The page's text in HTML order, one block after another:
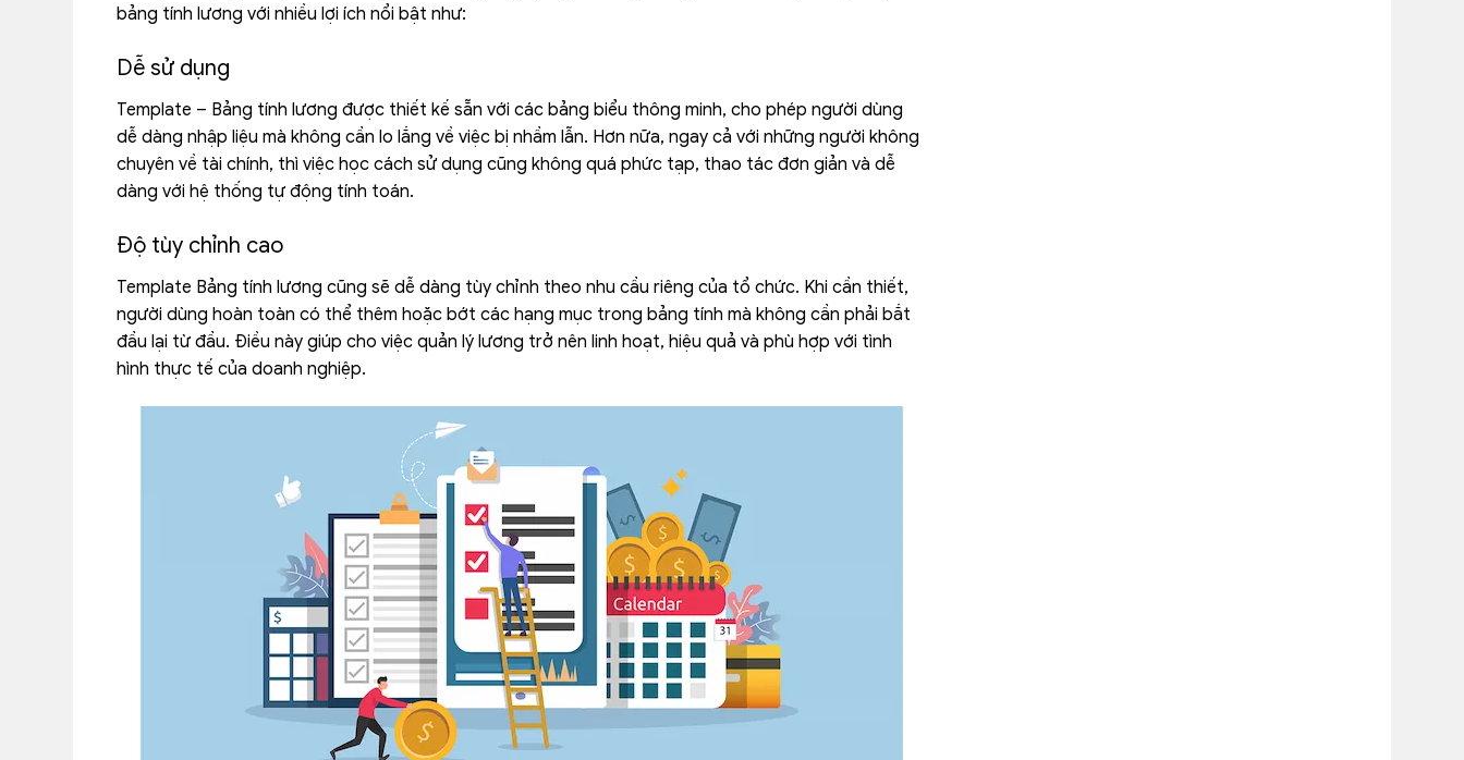
bảng tính lương với nhiều lợi ích nổi bật như:
Dễ sử dụng
Template – Bảng tính lương được thiết kế sẵn với các bảng biểu thông minh, cho phép người dùng
dễ dàng nhập liệu mà không cần lo lắng về việc bị nhầm lẫn. Hơn nữa, ngay cả với những người không
chuyên về tài chính, thì việc học cách sử dụng cũng không quá phức tạp, thao tác đơn giản và dễ
dàng với hệ thống tự động tính toán.
Độ tùy chỉnh cao
Template Bảng tính lương cũng sẽ dễ dàng tùy chỉnh theo nhu cầu riêng của tổ chức. Khi cần thiết,
người dùng hoàn toàn có thể thêm hoặc bớt các hạng mục trong bảng tính mà không cần phải bắt
đầu lại từ đầu. Điều này giúp cho việc quản lý lương trở nên linh hoạt, hiệu quả và phù hợp với tình
hình thực tế của doanh nghiệp.